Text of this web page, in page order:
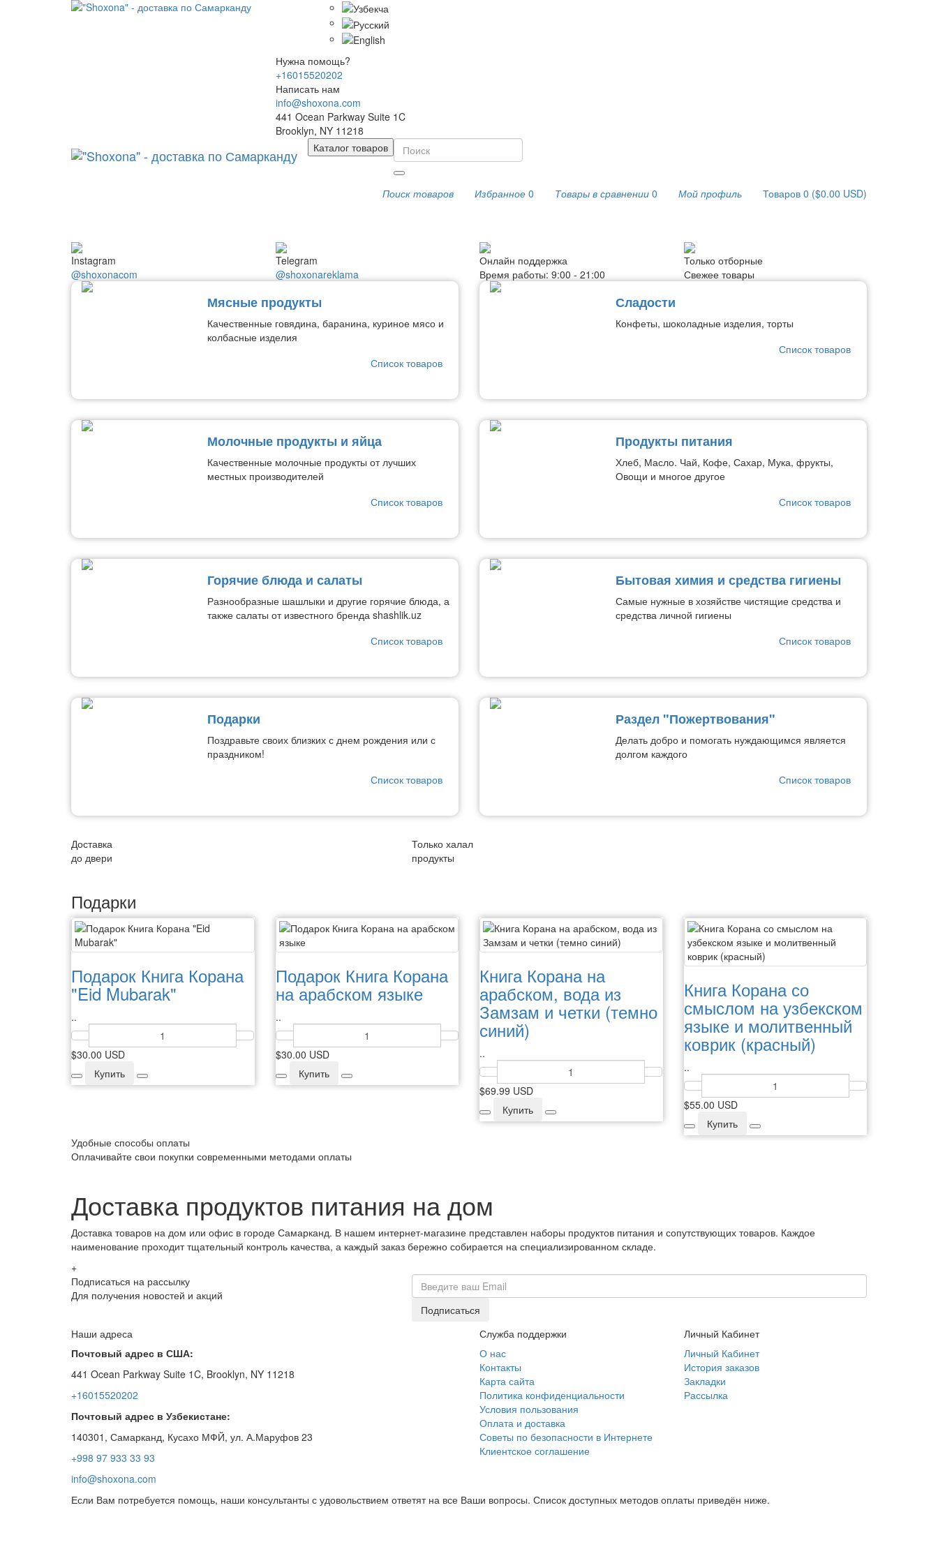
Нужна помощь?
+16015520202
Написать нам
info@shoxona.com
441 Ocean Parkway Suite 1C
Brooklyn, NY 11218
Каталог товаров
Поиск товаров Избранное 0 Товары в сравнении 0 Мой профиль Товаров 0 ($0.00 USD)
Instagram
@shoxonacom
Telegram
@shoxonareklama
Онлайн поддержка
Время работы: 9:00 - 21:00
Только отборные
Свежее товары
Мясные продукты
Качественные говядина, баранина, куриное мясо и
колбасные изделия
Список товаров
Сладости
Конфеты, шоколадные изделия, торты
Список товаров
Молочные продукты и яйца
Качественные молочные продукты от лучших
местных производителей
Список товаров
Продукты питания
Хлеб, Масло. Чай, Кофе, Сахар, Мука, фрукты,
Овощи и многое другое
Список товаров
Горячие блюда и салаты
Разнообразные шашлыки и другие горячие блюда, а
также салаты от известного бренда shashlik.uz
Список товаров
Бытовая химия и средства гигиены
Самые нужные в хозяйстве чистящие средства и
средства личной гигиены
Список товаров
Подарки
Поздравьте своих близких с днем рождения или с
праздником!
Список товаров
Раздел "Пожертвования"
Делать добро и помогать нуждающимся является
долгом каждого
Список товаров
Доставка
до двери
Только халал
продукты
Подарки
Подарок Книга Корана
"Eid Mubarak"
..
$30.00 USD
Купить
Подарок Книга Корана
на арабском языке
..
$30.00 USD
Купить
Книга Корана на
арабском, вода из
Замзам и четки (темно
синий)
..
$69.99 USD
Купить
Книга Корана со
смыслом на узбекском
языке и молитвенный
коврик (красный)
..
$55.00 USD
Купить
Удобные способы оплаты
Оплачивайте свои покупки современными методами оплаты
Доставка продуктов питания на дом
Доставка товаров на дом или офис в городе Самарканд. В нашем интернет-магазине представлен наборы продуктов питания и сопутствующих товаров. Каждое
наименование проходит тщательный контроль качества, а каждый заказ бережно собирается на специализированном складе.
+
Подписаться на рассылку
Для получения новостей и акций
Наши адреса
Почтовый адрес в США:
441 Ocean Parkway Suite 1C, Brooklyn, NY 11218
+16015520202
Почтовый адрес в Узбекистане:
140301, Самарканд, Кусахо МФЙ, ул. А.Маруфов 23
+998 97 933 33 93
info@shoxona.com
Служба поддержки
О нас
Контакты
Карта сайта
Политика конфиденциальности
Условия пользования
Оплата и доставка
Советы по безопасности в Интернете
Клиентское соглашение
Личный Кабинет
Личный Кабинет
История заказов
Закладки
Рассылка
Если Вам потребуется помощь, наши консультанты с удовольствием ответят на все Ваши вопросы. Список доступных методов оплаты приведён ниже.